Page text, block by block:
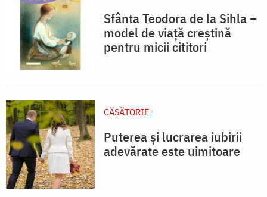
Sfânta Teodora de la Sihla –
model de viaţă creştină
pentru micii cititori
CĂSĂTORIE
Puterea și lucrarea iubirii
adevărate este uimitoare